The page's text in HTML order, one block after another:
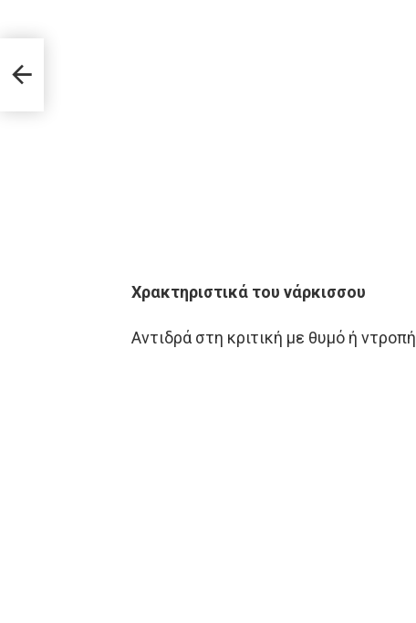
Χρακτηριστικά του νάρκισσου
Αντιδρά στη κριτική με θυμό ή ντροπή